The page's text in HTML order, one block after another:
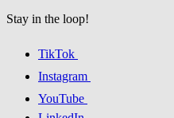
Stay in the loop!
TikTok
Instagram
YouTube